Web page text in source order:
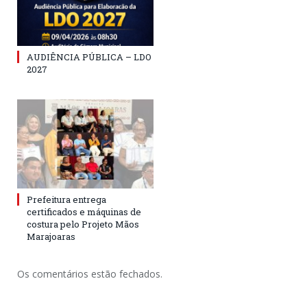
AUDIÊNCIA PÚBLICA – LDO
2027
Prefeitura entrega
certificados e máquinas de
costura pelo Projeto Mãos
Marajoaras
Os comentários estão fechados.